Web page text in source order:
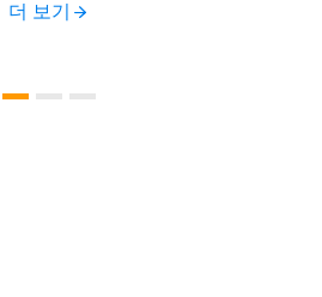
더 보기